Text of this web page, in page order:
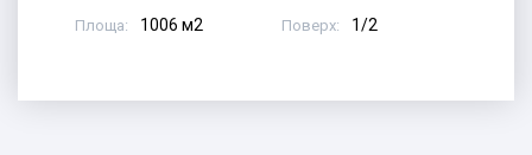
Площа: 1006 м2 Поверх: 1/2